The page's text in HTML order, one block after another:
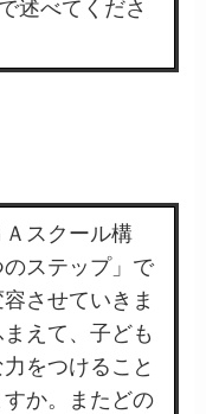
述べてくださ
Ａスクール構
ステップ」で
させていきま
えて、子ども
をつけること
か。またどの